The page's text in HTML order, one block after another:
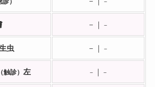
－
－｜ －
虫 －｜ －
（触診）左 － ｜ －